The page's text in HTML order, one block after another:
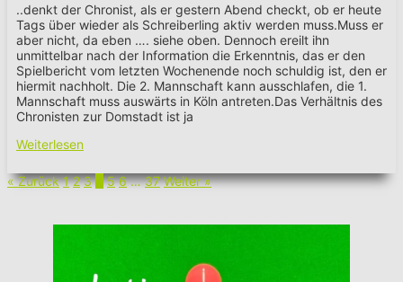
..denkt der Chronist, als er gestern Abend checkt, ob er heute
Tags über wieder als Schreiberling aktiv werden muss.Muss er
aber nicht, da eben …. siehe oben. Dennoch ereilt ihn
unmittelbar nach der Information die Erkenntnis, das er den
Spielbericht vom letzten Wochenende noch schuldig ist, den er
hiermit nachholt. Die 2. Mannschaft kann ausschlafen, die 1.
Mannschaft muss auswärts in Köln antreten.Das Verhältnis des
Chronisten zur Domstadt ist ja
Weiterlesen
« ZurückSeite
1Seite
2Seite
3Seite
Seite
5Seite
6 …Seite
37 Weiter »